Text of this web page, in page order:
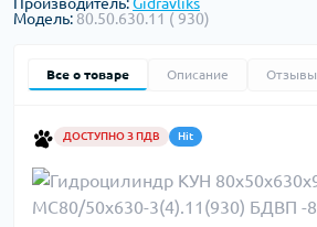
Модель: 80.50.630.11 ( 930)
Все о товаре Описание Отзывы
ДОСТУПНО З ПДВ Hit